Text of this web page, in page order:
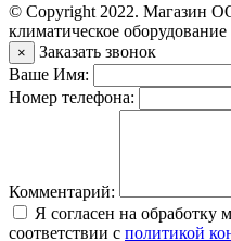
© Copyright 2022. Магазин
климатическое
×
Заказать звонок
Ваше Имя:
Номер телефона:
Комментарий:
Я согласен на
соответствии с политикой